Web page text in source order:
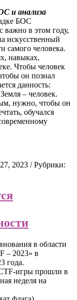
и анализа
БОС
важно в этом году,
искусственный
самого человека.
навыках,
Чтобы человек
он познал
данность:
– человек.
нужно, чтобы он
обучался
2023 / Рубрики:
в области
– 2023» в
года.
игры прошли в
неделя на